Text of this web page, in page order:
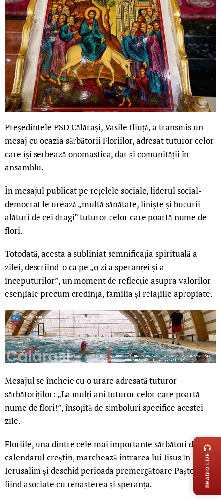
Președintele PSD Călărași, Vasile Iliuță, a transmis un
mesaj cu ocazia sărbătorii Floriilor, adresat tuturor celor
care își serbează onomastica, dar și comunității în
ansamblu.
În mesajul publicat pe rețelele sociale, liderul social-
democrat le urează „multă sănătate, liniște și bucurii
alături de cei dragi” tuturor celor care poartă nume de
flori.
Totodată, acesta a subliniat semnificația spirituală a
zilei, descriind-o ca pe „o zi a speranței și a
începuturilor”, un moment de reflecție asupra valorilor
esențiale precum credința, familia și relațiile apropiate.
Mesajul se încheie cu o urare adresată tuturor
sărbătoriților: „La mulți ani tuturor celor care poartă
nume de flori!”, însoțită de simboluri specifice acestei
zile.
Floriile, una dintre cele mai importante sărbători din
calendarul creștin, marchează intrarea lui Iisus în
Ierusalim și deschid perioada premergătoare Paștelui,
fiind asociate cu renașterea și speranța.
RADIO LIVE